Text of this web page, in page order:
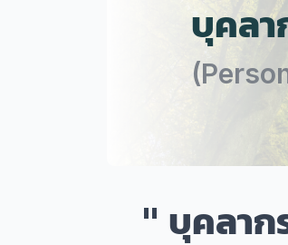
บุคลา
" บุคลาก